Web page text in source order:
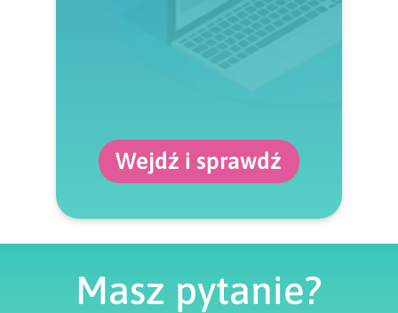
Wejdź i sprawdź
Masz pytanie?